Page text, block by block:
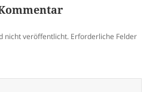
nicht veröffentlicht. Erforderliche Felder